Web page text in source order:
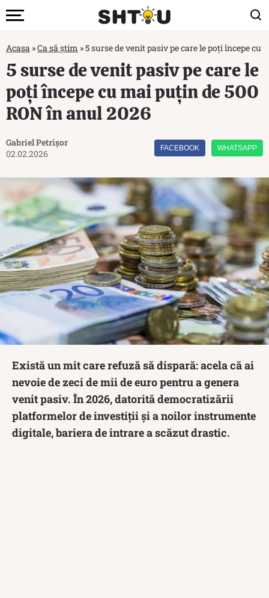
Acasa »Ca să știm »5 surse de venit pasiv pe care le poți începe cu
5 surse de venit pasiv pe care le
poți începe cu mai puțin de 500
RON în anul 2026
Gabriel Petrișor
02.02.2026
FACEBOOK WHATSAPP
Există un mit care refuză să dispară: acela că ai
nevoie de zeci de mii de euro pentru a genera
venit pasiv. În 2026, datorită democratizării
platformelor de investiții și a noilor instrumente
digitale, bariera de intrare a scăzut drastic.